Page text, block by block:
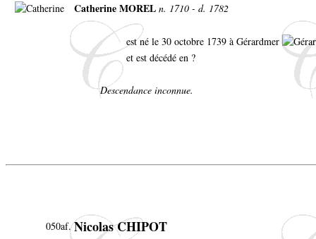
Catherine MOREL n. 1710 - d. 1782
est né le 30 octobre 1739 à Gérardmer
et est décédé en ?
Descendance inconnue.
050af. Nicolas CHIPOT